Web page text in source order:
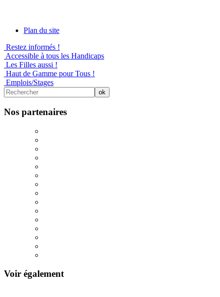
Plan du site
Restez informés !
Accessible à tous les Handicaps
Les Filles aussi !
Haut de Gamme pour Tous !
Emplois/Stages
Nos partenaires
Voir également